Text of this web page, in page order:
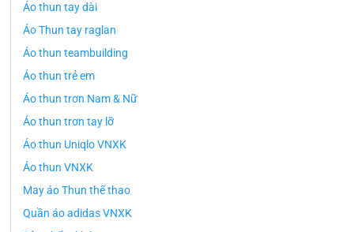
Áo thun tay dài
Áo Thun tay raglan
Áo thun teambuilding
Áo thun trẻ em
Áo thun trơn Nam & Nữ
Áo thun trơn tay lỡ
Áo thun Uniqlo VNXK
Áo thun VNXK
May áo Thun thể thao
Quần áo adidas VNXK